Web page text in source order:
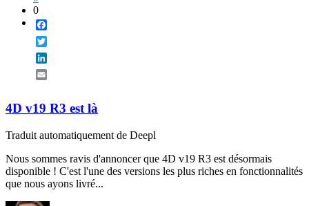
0
4D v19 R3 est là
Traduit automatiquement de Deepl
Nous sommes ravis d'annoncer que 4D v19 R3 est désormais
disponible ! C'est l'une des versions les plus riches en fonctionnalités
que nous ayons livré...